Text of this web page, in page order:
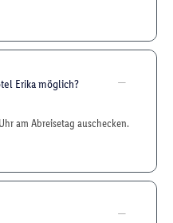
Erika möglich?
am Abreisetag auschecken.